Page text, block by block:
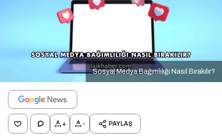
Sosyal Medya Bağımlılığı Nasıl Bırakılır?
+ - PAYLAŞ